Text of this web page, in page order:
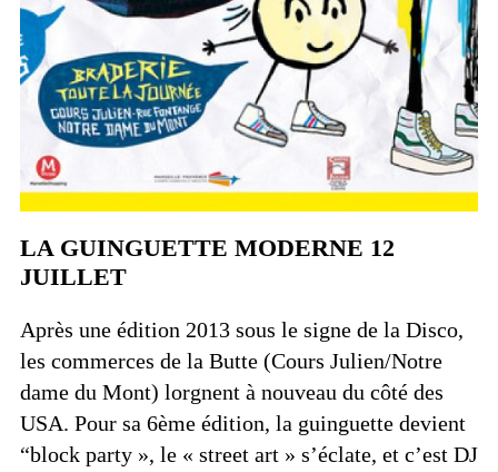
LA GUINGUETTE MODERNE 12
JUILLET
Après une édition 2013 sous le signe de la Disco,
les commerces de la Butte (Cours Julien/Notre
dame du Mont) lorgnent à nouveau du côté des
USA. Pour sa 6ème édition, la guinguette devient
“block party », le « street art » s’éclate, et c’est DJ